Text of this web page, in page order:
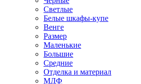
Светлые
Белые шкафы-купе
Венге
Размер
Маленькие
Большие
Средние
Отделка и материал
МДФ